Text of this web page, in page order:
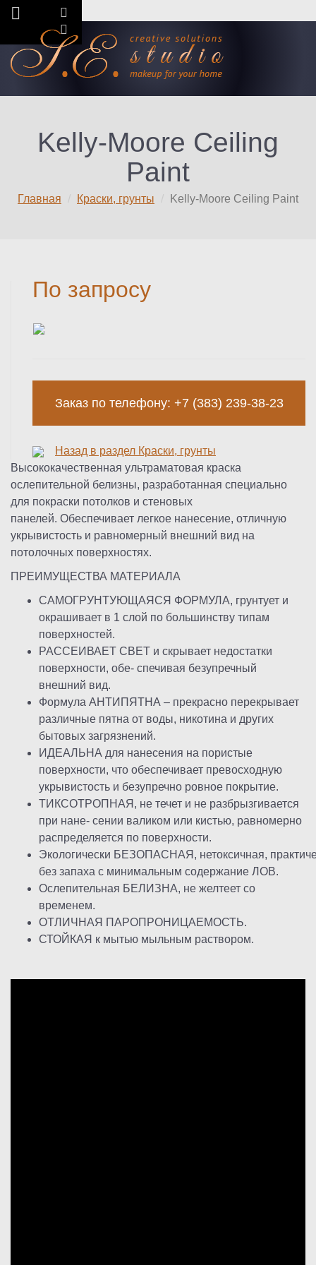
Kelly-Moore Ceiling
Paint
Главная Краски, грунты Kelly-Moore Ceiling Paint
По запросу
Заказ по телефону: +7 (383) 239-38-23
Назад в раздел Краски, грунты
Высококачественная ультраматовая краска
ослепительной белизны, разработанная специально
для покраски потолков и стеновых
панелей. Обеспечивает легкое нанесение, отличную
укрывистость и равномерный внешний вид на
потолочных поверхностях.
ПРЕИМУЩЕСТВА МАТЕРИАЛА
САМОГРУНТУЮЩАЯСЯ ФОРМУЛА, грунтует и
окрашивает в 1 слой по большинству типам
поверхностей.
РАССЕИВАЕТ СВЕТ и скрывает недостатки
поверхности, обе- спечивая безупречный
внешний вид.
Формула АНТИПЯТНА – прекрасно перекрывает
различные пятна от воды, никотина и других
бытовых загрязнений.
ИДЕАЛЬНА для нанесения на пористые
поверхности, что обеспечивает превосходную
укрывистость и безупречно ровное покрытие.
ТИКСОТРОПНАЯ, не течет и не разбрызгивается
при нане- сении валиком или кистью, равномерно
распределяется по поверхности.
Экологически БЕЗОПАСНАЯ, нетоксичная,
без запаха с минимальным содержание ЛОВ.
Ослепительная БЕЛИЗНА, не желтеет со
временем.
ОТЛИЧНАЯ ПАРОПРОНИЦАЕМОСТЬ.
СТОЙКАЯ к мытью мыльным раствором.